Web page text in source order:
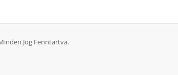
Jog Fenntartva.